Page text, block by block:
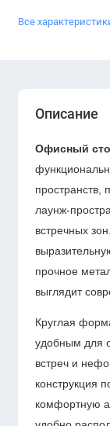
Все
Описание
Офисный
пространств,
лаунж-
встречных
прочное
выглядит
Круглая
удобным для
встреч и
конструкция
комфортную